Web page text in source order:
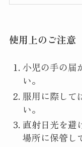
使用上のご注意
小児の手の届
い。
服用に際して
い。
直射日光を避
場所に保管し